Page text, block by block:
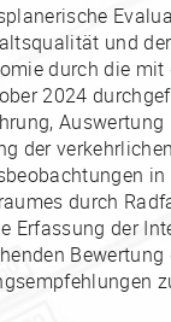
und
durch die
2024
der
durch
Erfassung der